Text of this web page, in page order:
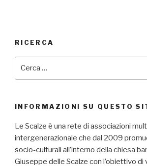
RICERCA
INFORMAZIONI SU QUESTO
Le Scalze è una rete di associazioni
intergenerazionale che dal 2009
socio-culturali all’interno della chiesa
Giuseppe delle Scalze con l’obiettivo di